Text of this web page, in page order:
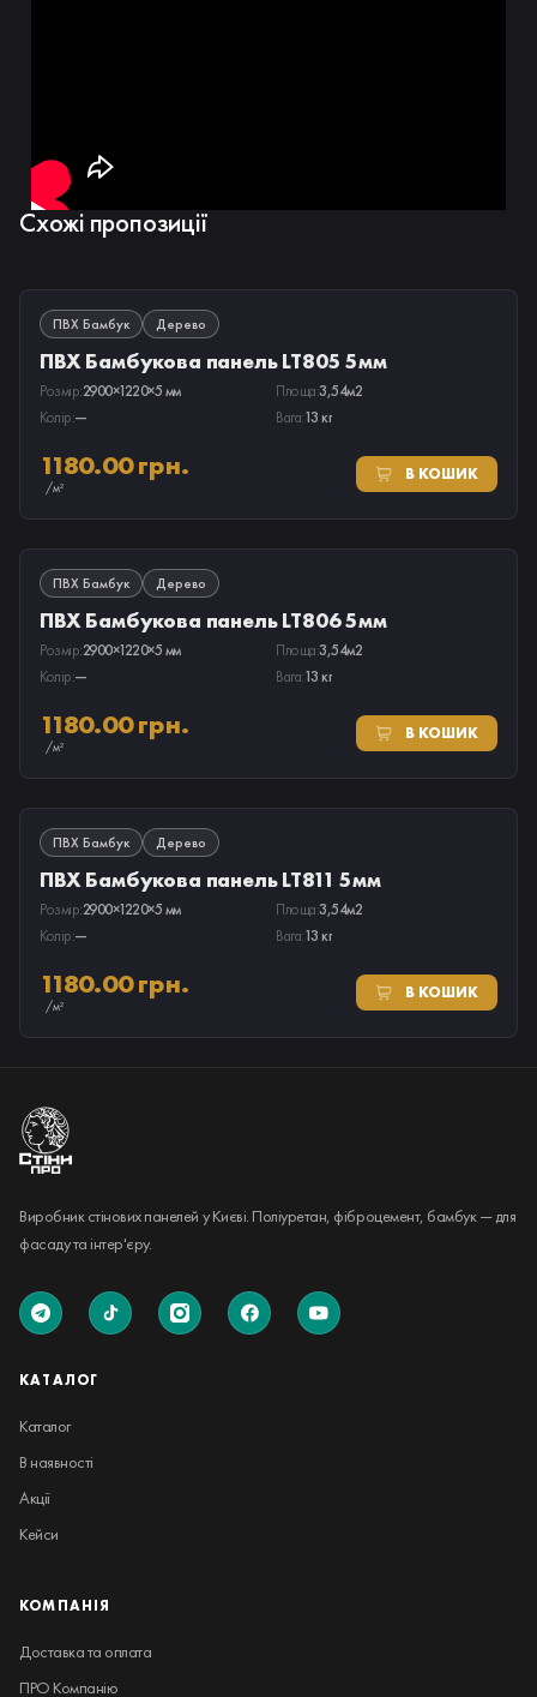
Схожі пропозиції
В НАЯВНОСТІ
ПВХ Бамбук Дерево
ПВХ Бамбукова панель LT805 5мм
Розмір:2900×1220×5 мм Площа:3,54м2
Колір:— Вага:13 кг
1180.00 грн.
/м²
В КОШИК
В НАЯВНОСТІ
ПВХ Бамбук Дерево
ПВХ Бамбукова панель LT806 5мм
Розмір:2900×1220×5 мм Площа:3,54м2
Колір:— Вага:13 кг
1180.00 грн.
/м²
В КОШИК
В НАЯВНОСТІ
ПВХ Бамбук Дерево
ПВХ Бамбукова панель LT811 5мм
Розмір:2900×1220×5 мм Площа:3,54м2
Колір:— Вага:13 кг
1180.00 грн.
/м²
В КОШИК
Виробник стінових панелей у Києві. Поліуретан, фіброцемент, бамбук — для
фасаду та інтер'єру.
КАТАЛОГ
Каталог
В наявності
Акції
Кейси
КОМПАНІЯ
Доставка та оплата
ПРО Компанію